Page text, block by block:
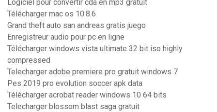
Logiciel pour convertir cda en mp3 gratuit
Télécharger mac os 10.8.6
Grand theft auto san andreas gratis juego
Enregistreur audio pour pc en ligne
Télécharger windows vista ultimate 32 bit iso highly
compressed
Telecharger adobe premiere pro gratuit windows 7
Pes 2019 pro evolution soccer apk data
Télécharger acrobat reader windows 10 64 bits
Telecharger blossom blast saga gratuit